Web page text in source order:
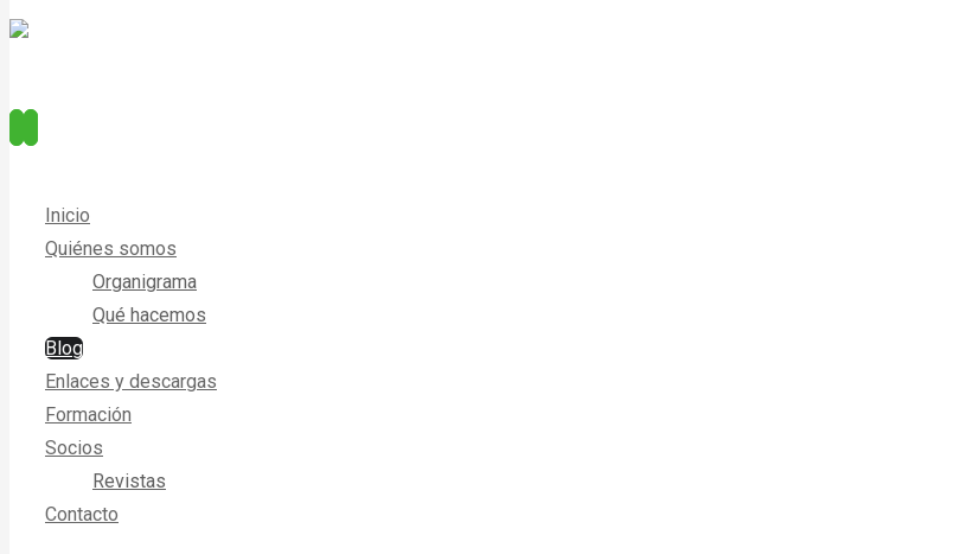
Inicio
Quiénes somos
Organigrama
Qué hacemos
Blog
Enlaces y descargas
Formación
Socios
Revistas
Contacto